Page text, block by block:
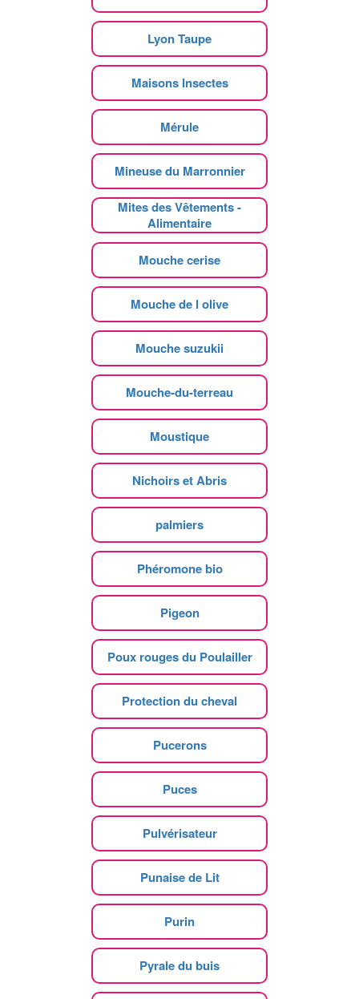
Lyon Taupe
Maisons Insectes
Mérule
Mineuse du Marronnier
Mites des Vêtements -
Alimentaire
Mouche cerise
Mouche de l olive
Mouche suzukii
Mouche-du-terreau
Moustique
Nichoirs et Abris
palmiers
Phéromone bio
Pigeon
Poux rouges du Poulailler
Protection du cheval
Pucerons
Puces
Pulvérisateur
Punaise de Lit
Purin
Pyrale du buis